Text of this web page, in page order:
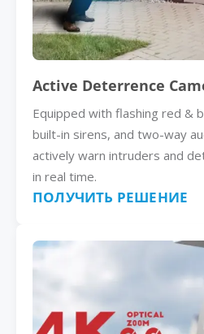
Active Deterrence
Equipped with flashing red &
built-in sirens, and two-way
actively warn intruders and
in real time.
ПОЛУЧИТЬ РЕШЕНИЕ